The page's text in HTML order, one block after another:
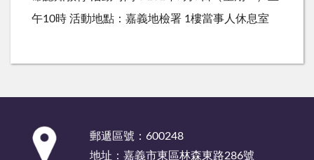
午10時 活動地點：嘉義地檢署 1樓當事人休息室
郵遞區號：600248
地址：嘉義市東區林森東路286號